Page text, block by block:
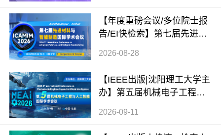
【年度重磅会议/多位院士报
告/EI快检索】第七届先进材
2026-08-28
【IEEE出版|沈阳理工大学主
办】第五届机械电子工程与
AI 2026）
2026-09-11